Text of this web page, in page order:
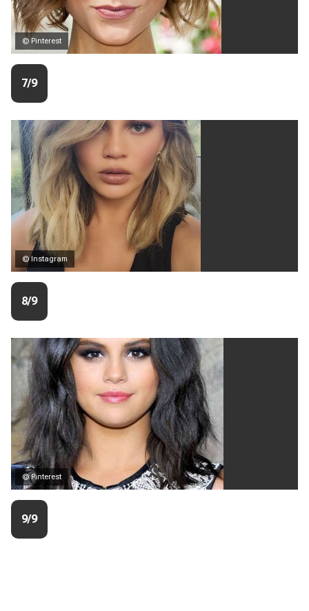
© Pinterest
7/9
© Instagram
8/9
© Pinterest
9/9